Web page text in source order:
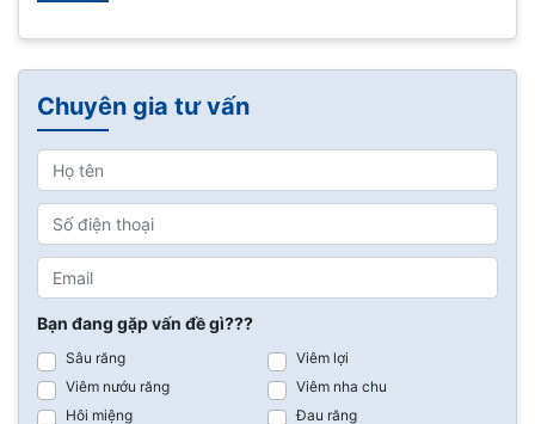
Chuyên gia tư vấn
Bạn đang gặp vấn đề gì???
Sâu răng
Viêm lợi
Viêm nướu răng
Viêm nha chu
Hôi miệng
Đau răng